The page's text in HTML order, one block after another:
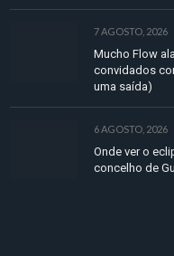
7 AGOSTO, 2026
Mucho Flow
convidados
uma saída)
6 AGOSTO, 2026
Onde ver o
concelho de